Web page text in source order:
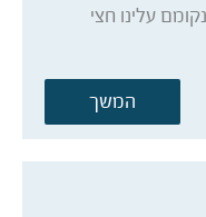
עלינו חצי
המשך